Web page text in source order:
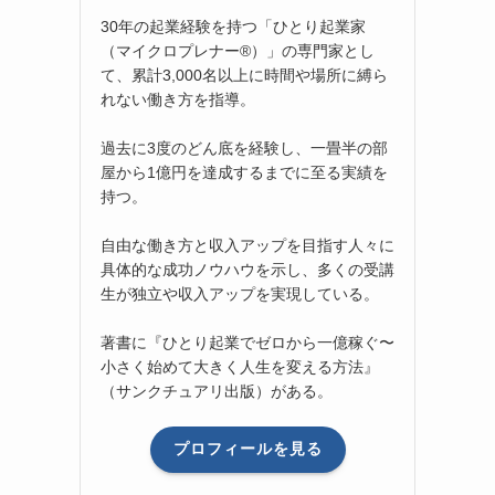
30年の起業経験を持つ「ひとり起業家
（マイクロプレナー®）」の専門家とし
て、累計3,000名以上に時間や場所に縛ら
れない働き方を指導。
過去に3度のどん底を経験し、一畳半の部
屋から1億円を達成するまでに至る実績を
持つ。
自由な働き方と収入アップを目指す人々に
具体的な成功ノウハウを示し、多くの受講
生が独立や収入アップを実現している。
著書に『ひとり起業でゼロから一億稼ぐ〜
小さく始めて大きく人生を変える方法』
（サンクチュアリ出版）がある。
プロフィールを見る